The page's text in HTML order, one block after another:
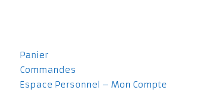
Panier
Commandes
Espace Personnel – Mon Compte